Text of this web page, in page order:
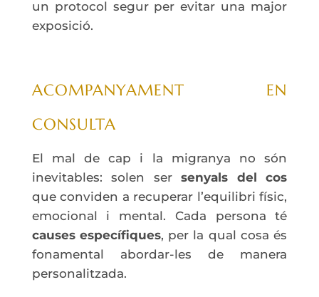
un protocol segur per evitar una major
exposició.
ACOMPANYAMENT EN
CONSULTA
El mal de cap i la migranya no són
inevitables: solen sersenyals del cos
que conviden a recuperar l’equilibri físic,
emocional i mental. Cada persona té
causes específiques, per la qual cosa és
fonamental abordar-les de manera
personalitzada.